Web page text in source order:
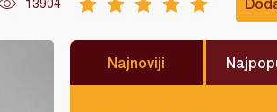
13904
Najnoviji